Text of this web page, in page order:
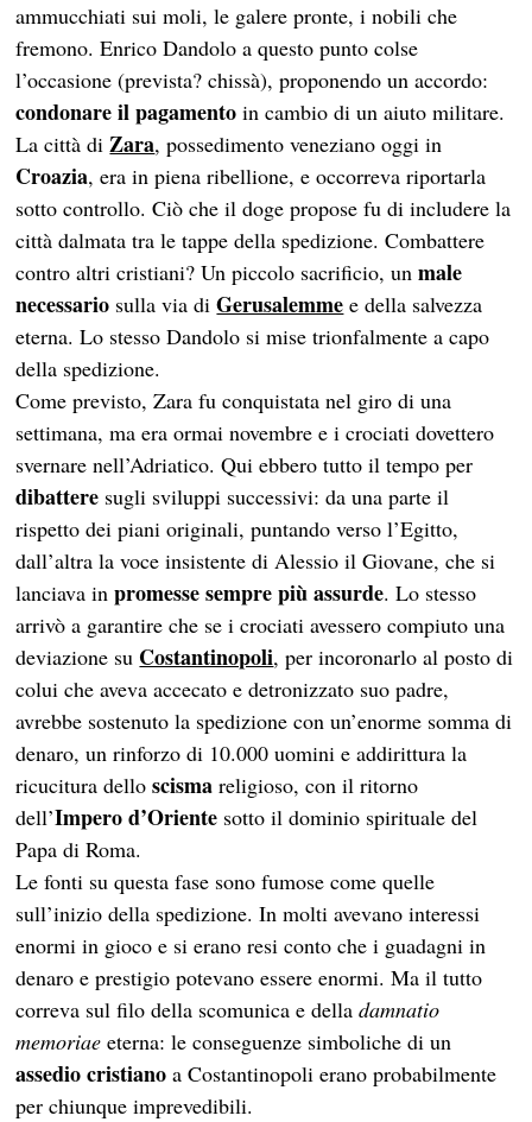
ammucchiati sui moli, le galere pronte, i nobili che
fremono. Enrico Dandolo a questo punto colse
l’occasione (prevista? chissà), proponendo un accordo:
condonare il pagamento in cambio di un aiuto militare.
La città diZara, possedimento veneziano oggi in
Croazia, era in piena ribellione, e occorreva riportarla
sotto controllo. Ciò che il doge propose fu di includere la
città dalmata tra le tappe della spedizione. Combattere
contro altri cristiani? Un piccolo sacrificio, unmale
necessario sulla via diGerusalemme e della salvezza
eterna. Lo stesso Dandolo si mise trionfalmente a capo
della spedizione.
Come previsto, Zara fu conquistata nel giro di una
settimana, ma era ormai novembre e i crociati dovettero
svernare nell’Adriatico. Qui ebbero tutto il tempo per
dibattere sugli sviluppi successivi: da una parte il
rispetto dei piani originali, puntando verso l’Egitto,
dall’altra la voce insistente di Alessio il Giovane, che si
lanciava inpromesse sempre più assurde. Lo stesso
arrivò a garantire che se i crociati avessero compiuto una
deviazione su Costantinopoli, per incoronarlo al posto di
colui che aveva accecato e detronizzato suo padre,
avrebbe sostenuto la spedizione con un’enorme somma di
denaro, un rinforzo di 10.000 uomini e addirittura la
ricucitura delloscisma religioso, con il ritorno
dell’Impero d’Oriente sotto il dominio spirituale del
Papa di Roma.
Le fonti su questa fase sono fumose come quelle
sull’inizio della spedizione. In molti avevano interessi
enormi in gioco e si erano resi conto che i guadagni in
denaro e prestigio potevano essere enormi. Ma il tutto
correva sul filo della scomunica e delladamnatio
memoriae eterna: le conseguenze simboliche di un
assedio cristiano a Costantinopoli erano probabilmente
per chiunque imprevedibili.